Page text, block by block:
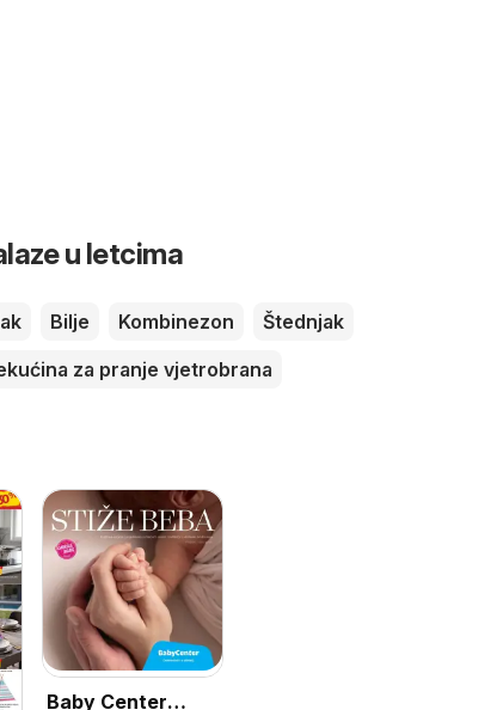
u letcima
Bilje Kombinezon
Štednjak
za pranje vjetrobrana
Baby Center